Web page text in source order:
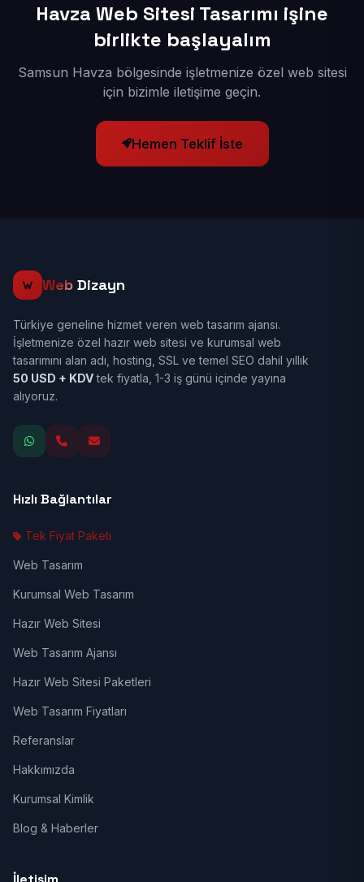
Havza Web Sitesi Tasarımı işine
birlikte başlayalım
Samsun Havza bölgesinde işletmenize özel web sitesi
için bizimle iletişime geçin.
Hemen Teklif İste
Web Dizayn
Türkiye geneline hizmet veren web tasarım ajansı.
İşletmenize özel hazır web sitesi ve kurumsal web
tasarımını alan adı, hosting, SSL ve temel SEO dahil yıllık
50 USD + KDVtek fiyatla, 1-3 iş günü içinde yayına
alıyoruz.
Hızlı Bağlantılar
Tek Fiyat Paketi
Web Tasarım
Kurumsal Web Tasarım
Hazır Web Sitesi
Web Tasarım Ajansı
Hazır Web Sitesi Paketleri
Web Tasarım Fiyatları
Referanslar
Hakkımızda
Kurumsal Kimlik
Blog & Haberler